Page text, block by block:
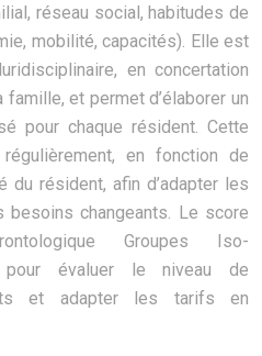
réseau social, habitudes de
mobilité, capacités). Elle est
en concertation
et permet d’élaborer un
pour chaque résident. Cette
en fonction de
du résident, afin d’adapter les
changeants. Le score
Groupes Iso-
évaluer le niveau de
et adapter les tarifs en